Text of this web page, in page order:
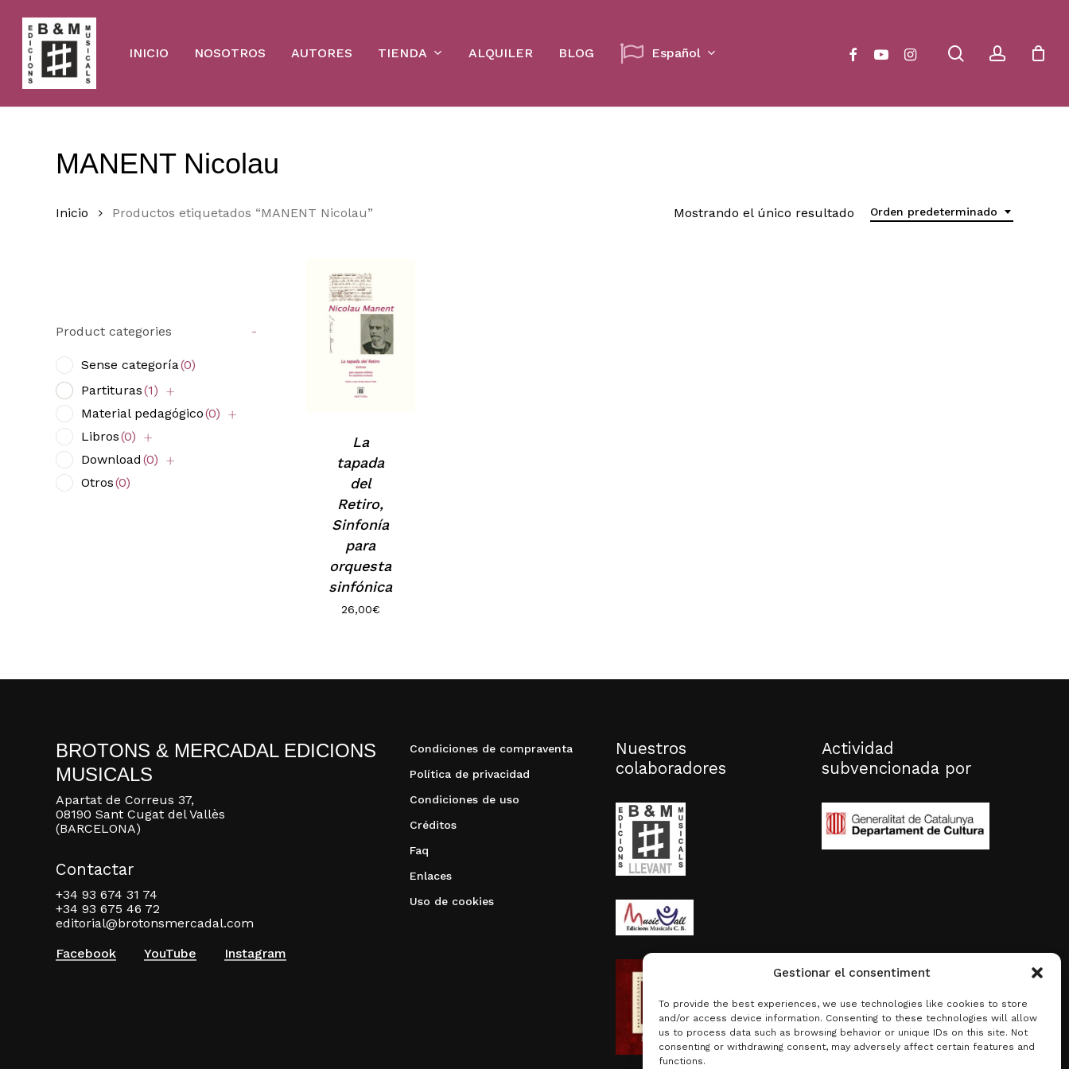
Gestionar el consentiment
To provide the best experiences, we use technologies like cookies to store
and/or access device information. Consenting to these technologies will allow
us to process data such as browsing behavior or unique IDs on this site. Not
consenting or withdrawing consent, may adversely affect certain features and
functions.
main
content
INICIO NOSOTROS AUTORES TIENDA ALQUILER BLOG Español searchaccount
facebookyoutubeinstagram Cart
MANENT Nicolau
Orden predeterminado
Mostrando el único resultado
Inicio Productos etiquetados “MANENT Nicolau”
Product categories -
Sense categoría(0)
Partituras(1)
Material pedagógico(0)
Libros(0)
Download (0)
Otros(0)
La
tapada
del
Retiro,
Sinfonía
para
orquesta
sinfónica
26,00€
BROTONS & MERCADAL EDICIONS
MUSICALS
Apartat de Correus 37,
08190 Sant Cugat del Vallès
(BARCELONA)
Contactar
+34 93 674 31 74
+34 93 675 46 72
editorial@brotonsmercadal.com
Facebook
YouTube Instagram
Condiciones de compraventa
Política de privacidad
Condiciones de uso
Créditos
Faq
Enlaces
Uso de cookies
Nuestros
colaboradores
Actividad
subvencionada por